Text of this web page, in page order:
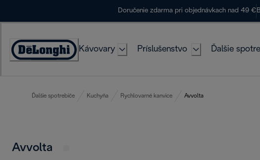
Doručenie zdarma pri objednávkach nad 49 €
Accessibility
Kávovary Príslušenstvo Ďalšie
Ďalšie spotrebiče Kuchyňa Rychlovarné kanvice Avvolta
Avvolta